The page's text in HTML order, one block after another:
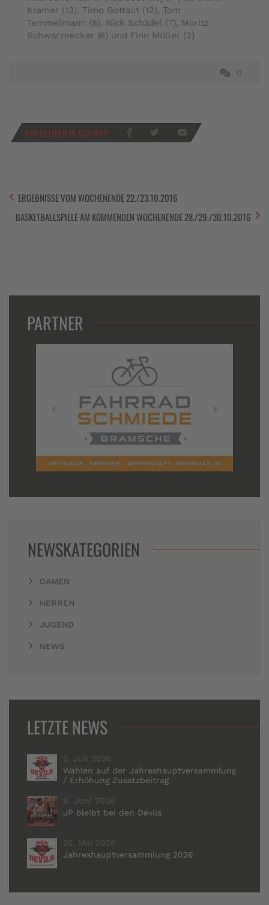
Kramer (13), Timo Gottaut (12), Tom
Temmelmann (8), Nick Schädel (7), Moritz
Schwarznecker (6) und Finn Müller (2)
0
WIR BLEIBEN IN KONTAKT!
ERGEBNISSE VOM WOCHENENDE 22./23.10.2016
BASKETBALLSPIELE AM KOMMENDEN WOCHENENDE 28./29./30.10.2016
PARTNER
NEWSKATEGORIEN
DAMEN
HERREN
JUGEND
NEWS
LETZTE NEWS
2. Juli 2026
Wahlen auf der Jahreshauptversammlung
/ Erhöhung Zusatzbeitrag
8. Juni 2026
JP bleibt bei den Devils
25. Mai 2026
Jahreshauptversammlung 2026